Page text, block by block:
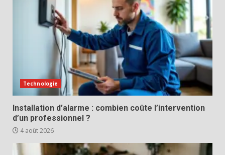
Technologie
Installation d’alarme : combien coûte l’intervention
d’un professionnel ?
4 août 2026